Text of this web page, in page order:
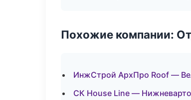
Похожие компании:
ИнжСтрой АрхПро Roof —
СК House Line —